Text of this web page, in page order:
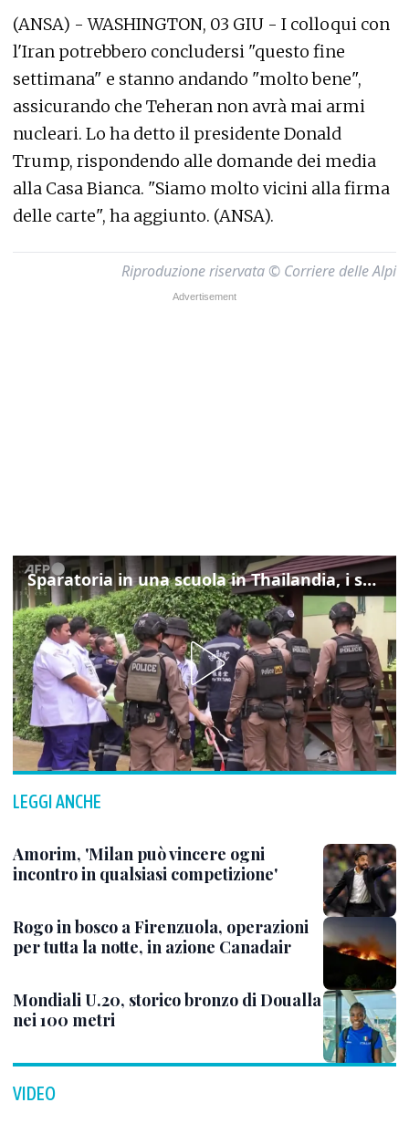
(ANSA) - WASHINGTON, 03 GIU - I colloqui con
l'Iran potrebbero concludersi "questo fine
settimana" e stanno andando "molto bene",
assicurando che Teheran non avrà mai armi
nucleari. Lo ha detto il presidente Donald
Trump, rispondendo alle domande dei media
alla Casa Bianca. "Siamo molto vicini alla firma
delle carte", ha aggiunto. (ANSA).
Riproduzione riservata © Corriere delle Alpi
Sparatoria in una scuola in Thailandia, i soccorsi sul posto
LEGGI ANCHE
Amorim, 'Milan può vincere ogni
incontro in qualsiasi competizione'
Rogo in bosco a Firenzuola, operazioni
per tutta la notte, in azione Canadair
Mondiali U.20, storico bronzo di Doualla
nei 100 metri
VIDEO